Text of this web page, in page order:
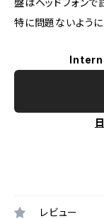
盤はヘッドフォン
特に問題ないよう
レビュー